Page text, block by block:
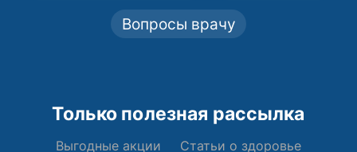
Вопросы врачу
Только полезная рассылка
Выгодные акции Статьи о здоровье